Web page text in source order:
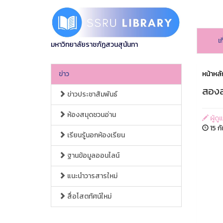
มหาวิทยาลัยราชภัฏสวนสุนันทา
ข่าว
ข่าวประชาสัมพันธ์
ห้องสมุดชวนอ่าน
เรียนรู้นอกห้องเรียน
ฐานข้อมูลออนไลน์
แนะนำวารสารใหม่
สื่อโสตทัศน์ใหม่
หน้าห
สอง
ผู้ดูแ
15